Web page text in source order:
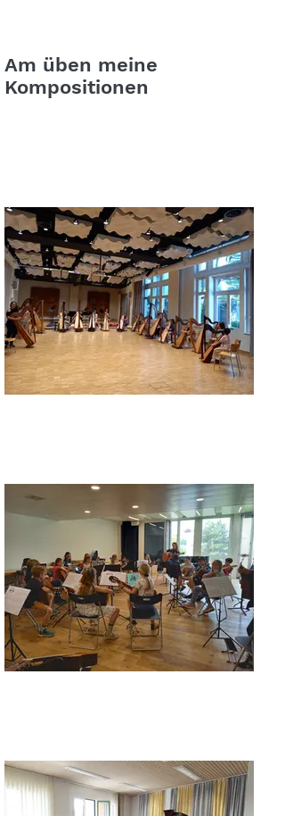
Am üben meine
Kompositionen